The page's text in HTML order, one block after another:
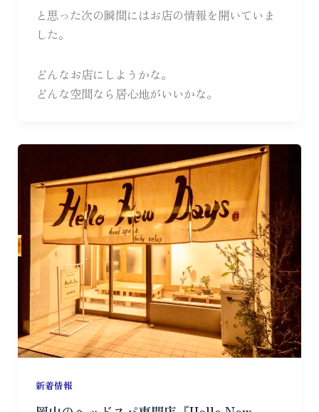
と思った次の瞬間にはお店の情報を開いていま
した。
どんなお店にしようかな。
どんな空間なら居心地がいいかな。
新着情報